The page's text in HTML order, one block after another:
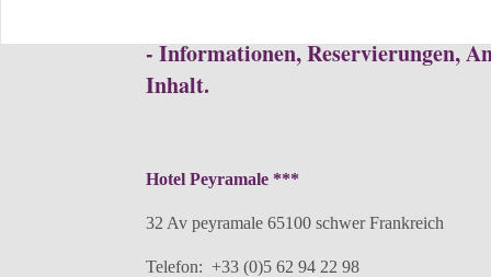
- Informationen, Reservierungen,
Inhalt.
Hotel Peyramale ***
32 Av peyramale 65100 schwer Frankreich
Telefon: +33 (0)5 62 94 22 98